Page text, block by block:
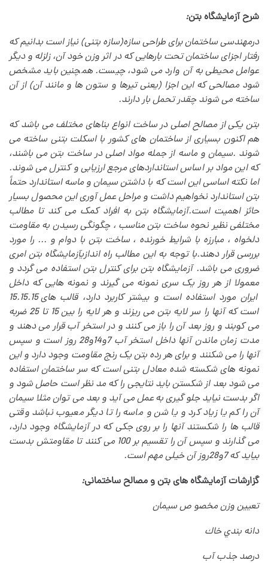
شرح آزمایشگاه بتن:
درمهندسی ساختمان برای طراحی سازه(سازه بتنی) نياز است بدانيم که
رفتار اجزای ساختمان تحت بارهايی که در اثر وزن خود آن، زلزله و ديگر
عوامل محيطی به آن وارد می شود، چيست. همچنین بايد مشخص
شود مصالحی که اين اجزا (يعنی تيرها و ستون ها و مانند آن) از آن
ساخته می شوند چقدر تحمل بار دارند.
بتن یکی از مصالح اصلی در ساخت انواع بناهای مختلف می باشد که
هم اکنون بسیاری از ساختمان های کشور با اسکلت بتنی ساخته می
شوند .سیمان و ماسه از جمله مواد اصلی در ساخت بتن می باشند،
که این مواد بر اساس استانداردهای مرجع ارزیابی و کنترل می شوند.
اما نکته اساسی این است که با داشتن سیمان و ماسه استاندارد حتماً
بتن استاندارد نخواهیم داشت و مراحل عمل آوری این محصول بسیار
حائز اهمیت است.آزمايشگاه بتن به افراد کمک می کند تا مطالب
مختلفی نظير نحوه ساخت بتن مناسب ، چگونگی رسيدن به مقاومت
دلخواه ، مبارزه با شرايط خورنده ، ساخت بتن با دوام و ... را مورد
بررسی قرار دهند.با توجه به این مطالب راه اندازیآزمايشگاه بتن امری
ضروری می باشد. آزمایشگاه بتن برای کنترل بتن استفاده می گردد و
معمولا از هر روز یک سری نمونه می گیرند و نمونه هایی که داخل
ایران مورد استفاده است و بیشتر کاربرد دارد، قالب های 15.15.15
است که آنها را سر لایه بتن می ریزند و هر لایه را بین 15 تا 25 ضربه
می کوبند و روز بعد آن را باز می کنند و در استخر آب قرار می دهند و
مدت زمان ماندن آنها داخل استخر آب 7و14و28 روز است و سپس
آنها را می شکنند و برای هر رده بتن یک رنج مقاومت وجود دارد و این
نمونه های شکسته شده معادل بتنی است که سر ساختمان استفاده
می شود بعد از شکستن باید نتایجی را که مد نظر است حاصل شود و
اگر بدست نیاید جلو گیری به عمل می آید و بعد می توان مثلا سیمان
آن را کم یا زیاد کرد و یا شن و ماسه را تا دیگر معیوب نباشد وقتی
قالب ها را شکستند آنها را بر روی جکی که در آزمایشگاه وجود دارد،
می گذارند و سپس آن را تقسیم بر 100 می کنند تا مقاومتش بدست
بیاید که 7و28روز آن خیلی مهم است
.
گزارشات آزمایشگاه های بتن و مصالح ساختمانی:
تعيين وزن مخصو ص سيمان
دانه بندي خاك
درصد جذب آب